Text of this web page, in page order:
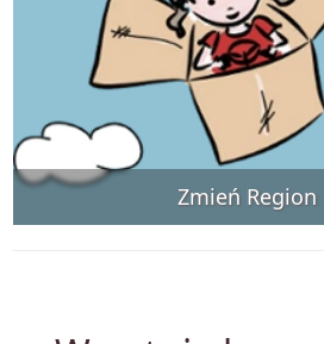
Zmień Region